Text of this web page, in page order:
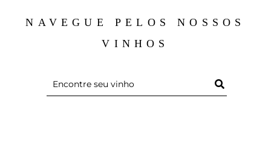
NAVEGUE PELOS NOSSOS
VINHOS